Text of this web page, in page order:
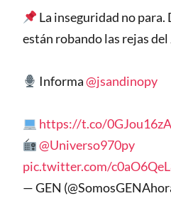
La inseguridad no para.
están robando las rejas
Informa@jsandinopy
https://t.co/
@Universo970py
pic.twitter.com/
— GEN